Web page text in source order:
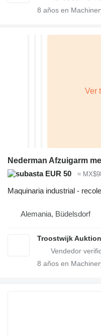
8 años en
Nederman Afzuigarm
EUR 50
≈
Maquinaria industrial -
Alemania, Büdelsdorf
Troostwijk
8 años en